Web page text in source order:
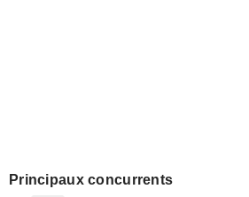
Principaux concurrents